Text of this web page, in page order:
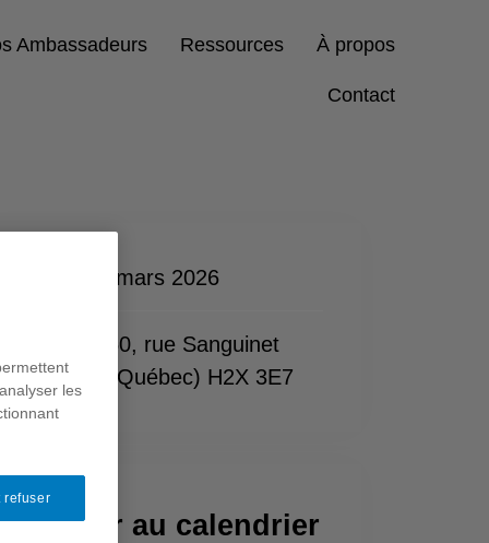
Ambassadeurs Ressources À propos
Contact
30 mars 2026
1250, rue Sanguinet
Montréal (Québec) H2X 3E7
Ajouter au calendrier
les
refuser